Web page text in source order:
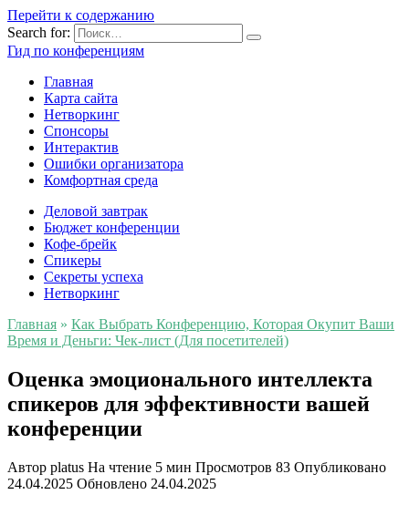
Перейти к содержанию
Search for:
Гид по конференциям
Главная
Карта сайта
Нетворкинг
Спонсоры
Интерактив
Ошибки организатора
Комфортная среда
Деловой завтрак
Бюджет конференции
Кофе-брейк
Спикеры
Секреты успеха
Нетворкинг
Главная » Как Выбрать Конференцию, Которая Окупит Ваши
Время и Деньги: Чек-лист (Для посетителей)
Оценка эмоционального интеллекта
спикеров для эффективности вашей
конференции
Автор platus На чтение 5 мин Просмотров 83 Опубликовано
24.04.2025 Обновлено 24.04.2025